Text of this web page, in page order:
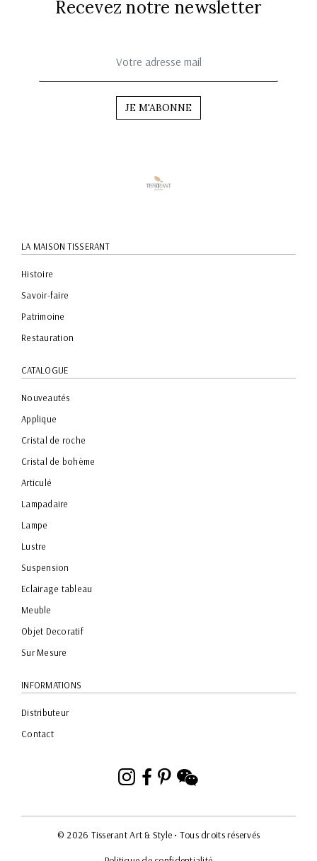
Recevez notre newsletter
JE M'ABONNE
LA MAISON TISSERANT
Histoire
Savoir-faire
Patrimoine
Restauration
CATALOGUE
Nouveautés
Applique
Cristal de roche
Cristal de bohème
Articulé
Lampadaire
Lampe
Lustre
Suspension
Eclairage tableau
Meuble
Objet Decoratif
Sur Mesure
INFORMATIONS
Distributeur
Contact
Instagram
Facebook
Pinterest
WeChat
© 2026 Tisserant Art & Style • Tous droits réservés